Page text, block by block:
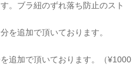
。ブラ紐のずれ落ち防止のスト
を追加で頂いております。
追加で頂いております。（¥1000